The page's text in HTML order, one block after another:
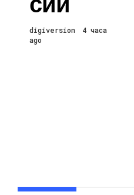
digiversion
4 часа
ago